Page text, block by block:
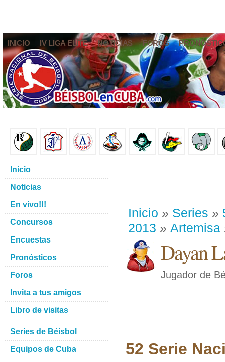
INICIO IV LIGA ELITE NOTICIAS FOROS
Inicio » Series »
2013 » Artemisa
Dayan
Jugador de
52 Serie
Inicio
Noticias
En vivo!!!
Concursos
Encuestas
Pronósticos
Foros
Invita a tus amigos
Libro de visitas
Series de Béisbol
Equipos de Cuba